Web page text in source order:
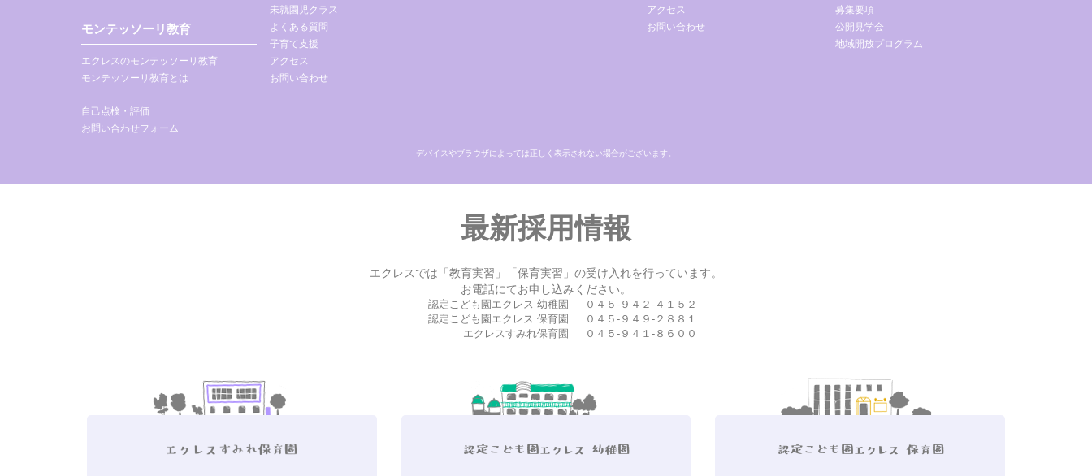
モンテッソーリ教育
エクレスのモンテッソーリ教育
モンテッソーリ教育とは
自己点検・評価
お問い合わせフォーム
未就園児クラス
よくある質問
子育て支援
アクセス
お問い合わせ
アクセス
お問い合わせ
募集要項
公開見学会
地域開放プログラム
デバイスやブラウザによっては正しく表示されない場合がございます。
最新採用情報
エクレスでは「教育実習」「保育実習」の受け入れを行っています。
お電話にてお申し込みください。
認定こども園エクレス 幼稚園
０４５-９４２-４１５２
認定こども園エクレス 保育園
０４５-９４９-２８８１
エクレスすみれ保育園
０４５-９４１-８６００